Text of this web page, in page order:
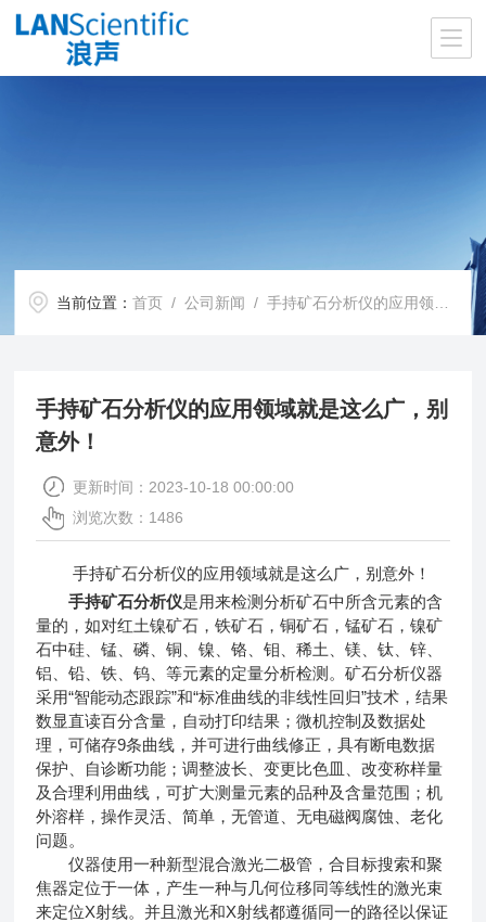
当前位置：首页 /公司新闻 / 手持矿石分析仪的应用领域就是这么广，别意外！
手持矿石分析仪的应用领域就是这么广，别
意外！
更新时间：2023-10-18 00:00:00
浏览次数：1486
手持矿石分析仪的应用领域就是这么广，别意外！
手持矿石分析仪是用来检测分析矿石中所含元素的含
量的，如对红土镍矿石，铁矿石，铜矿石，锰矿石，镍矿
石中硅、锰、磷、铜、镍、铬、钼、稀土、镁、钛、锌、
铝、铅、铁、钨、等元素的定量分析检测。矿石分析仪器
采用“智能动态跟踪”和“标准曲线的非线性回归”技术，结果
数显直读百分含量，自动打印结果；微机控制及数据处
理，可储存9条曲线，并可进行曲线修正，具有断电数据
保护、自诊断功能；调整波长、变更比色皿、改变称样量
及合理利用曲线，可扩大测量元素的品种及含量范围；机
外溶样，操作灵活、简单，无管道、无电磁阀腐蚀、老化
问题。
仪器使用一种新型混合激光二极管，合目标搜索和聚
焦器定位于一体，产生一种与几何位移同等线性的激光束
来定位X射线。并且激光和X射线都遵循同一的路径以保证